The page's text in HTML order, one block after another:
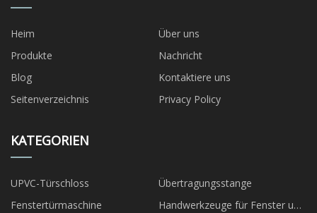
Heim
Über uns
Produkte
Nachricht
Blog
Kontaktiere uns
Seitenverzeichnis
Privacy Policy
KATEGORIEN
UPVC-Türschloss
Übertragungsstange
Fenstertürmaschine
Handwerkzeuge für Fenster und